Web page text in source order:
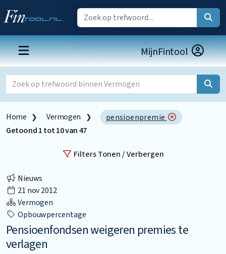
MijnFintool
Home Vermogen
pensioenpremie
Getoond1tot10van47
Filters Tonen / Verbergen
Nieuws
21 nov 2012
Vermogen
Opbouwpercentage
Pensioenfondsen weigeren premies te
verlagen